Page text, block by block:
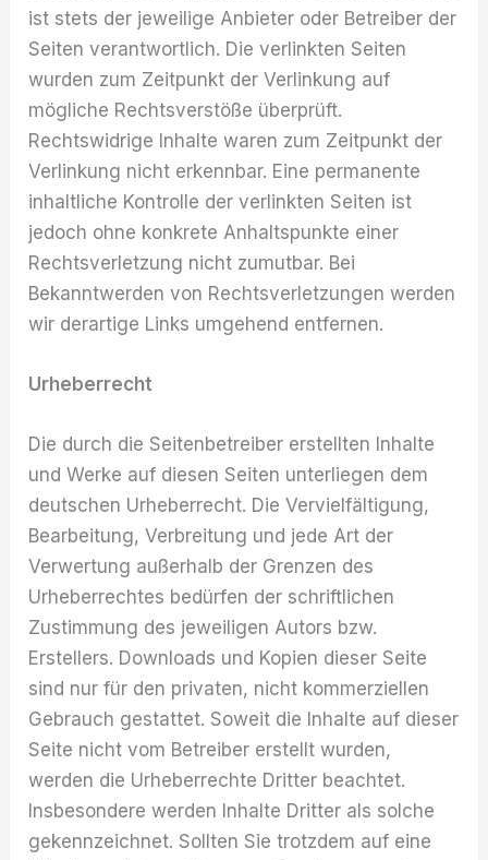
ist stets der jeweilige Anbieter oder Betreiber der
Seiten verantwortlich. Die verlinkten Seiten
wurden zum Zeitpunkt der Verlinkung auf
mögliche Rechtsverstöße überprüft.
Rechtswidrige Inhalte waren zum Zeitpunkt der
Verlinkung nicht erkennbar. Eine permanente
inhaltliche Kontrolle der verlinkten Seiten ist
jedoch ohne konkrete Anhaltspunkte einer
Rechtsverletzung nicht zumutbar. Bei
Bekanntwerden von Rechtsverletzungen werden
wir derartige Links umgehend entfernen.
Urheberrecht
Die durch die Seitenbetreiber erstellten Inhalte
und Werke auf diesen Seiten unterliegen dem
deutschen Urheberrecht. Die Vervielfältigung,
Bearbeitung, Verbreitung und jede Art der
Verwertung außerhalb der Grenzen des
Urheberrechtes bedürfen der schriftlichen
Zustimmung des jeweiligen Autors bzw.
Erstellers. Downloads und Kopien dieser Seite
sind nur für den privaten, nicht kommerziellen
Gebrauch gestattet. Soweit die Inhalte auf dieser
Seite nicht vom Betreiber erstellt wurden,
werden die Urheberrechte Dritter beachtet.
Insbesondere werden Inhalte Dritter als solche
gekennzeichnet. Sollten Sie trotzdem auf eine